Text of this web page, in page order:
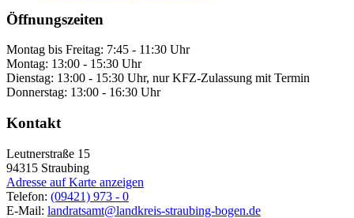
Öffnungszeiten
Montag bis Freitag: 7:45 - 11:30 Uhr
Montag: 13:00 - 15:30 Uhr
Dienstag: 13:00 - 15:30 Uhr, nur KFZ-Zulassung mit Termin
Donnerstag: 13:00 - 16:30 Uhr
Kontakt
Leutnerstraße 15
94315 Straubing
Adresse auf Karte anzeigen
Telefon: (09421) 973 - 0
E-Mail: landratsamt@landkreis-straubing-bogen.de